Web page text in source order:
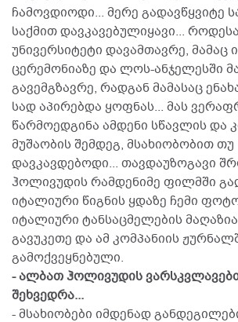
ჩამოვდიოდი... მერე გადავწყვიტე
საქმით დავკავებულიყავი...
უნივერსიტეტი დავამთავრე, მამაც
ცერემონიაზე და ლოს-ანჯელესში
გავემგზავრე, რადგან მამასაც
სად აპირებდა ყოფნას... მას
წარმოედგინა ამდენი სწავლის და
მუშაობის შემდეგ, მსახიობობით თუ
დავკავდებოდი... თავდაუზოგავი
ჰოლივუდის რამდენიმე ფილმში
იტალიური წიგნის ყდაზე ჩემი
იტალიური ტანსაცმელების
გავუკეთე და ამ კომპანიის
გამოქვეყნებული.
- ალბათ ჰოლივუდის
შეხვედრა...
- მსახიობები იმდენად